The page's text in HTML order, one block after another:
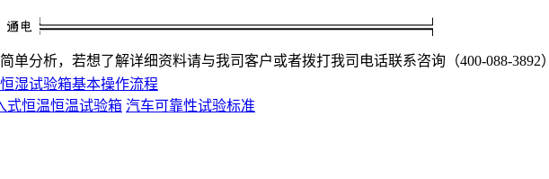
分析，若想了解详细资料请与我司客户或者拨打我司电话联系咨询（400-088-3892）
湿试验箱基本操作流程
式恒温恒温试验箱 汽车可靠性试验标准